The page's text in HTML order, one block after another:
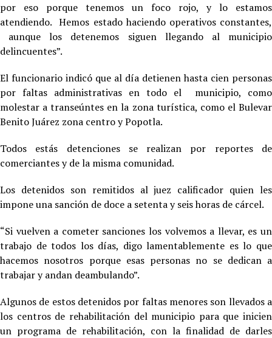
por eso porque tenemos un foco rojo, y lo estamos
atendiendo. Hemos estado haciendo operativos constantes,
aunque los detenemos siguen llegando al municipio
delincuentes”.
El funcionario indicó que al día detienen hasta cien personas
por faltas administrativas en todo el municipio, como
molestar a transeúntes en la zona turística, como el Bulevar
Benito Juárez zona centro y Popotla.
Todos estás detenciones se realizan por reportes de
comerciantes y de la misma comunidad.
Los detenidos son remitidos al juez calificador quien les
impone una sanción de doce a setenta y seis horas de cárcel.
“Si vuelven a cometer sanciones los volvemos a llevar, es un
trabajo de todos los días, digo lamentablemente es lo que
hacemos nosotros porque esas personas no se dedican a
trabajar y andan deambulando”.
Algunos de estos detenidos por faltas menores son llevados a
los centros de rehabilitación del municipio para que inicien
un programa de rehabilitación, con la finalidad de darles